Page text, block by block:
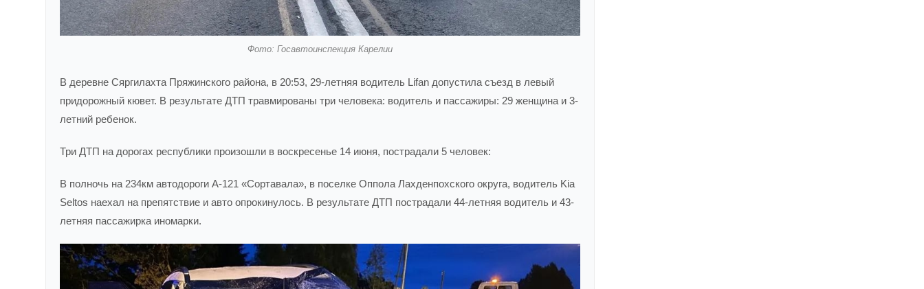
Фото: Госавтоинспекция Карелии
В деревне Сяргилахта Пряжинского района, в 20:53, 29-летняя водитель Lifan допустила съезд в левый
придорожный кювет. В результате ДТП травмированы три человека: водитель и пассажиры: 29 женщина и 3-
летний ребенок.
Три ДТП на дорогах республики произошли в воскресенье 14 июня, пострадали 5 человек:
В полночь на 234км автодороги А-121 «Сортавала», в поселке Оппола Лахденпохского округа, водитель Kia
Seltos наехал на препятствие и авто опрокинулось. В результате ДТП пострадали 44-летняя водитель и 43-
летняя пассажирка иномарки.